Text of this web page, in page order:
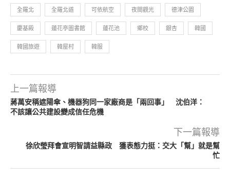
全羅北 全羅北道 可依航空 夜間觀光 德津公園
慶基殿 蓮花亭圖書館 蓮花池 鄉校 銀杏 韓國
韓國旅遊 韓屋村 韓服
上一篇報導
蔣萬安稱遮陽傘、機器狗同一家廠商是「兩回事」 沈伯洋：
不該讓公共建設變成信任危機
下一篇報導
徐欣瑩拜會宣明智請益縣政 獲表態力挺：交大「幫」就是幫
忙